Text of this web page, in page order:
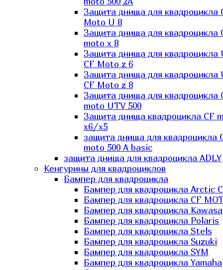
Защита днища для квадроцикла
Moto U 8
Защита днища для квадроцикла
moto x 8
Защита днища для квадроцикла
CF Moto z 6
Защита днища для квадроцикла
CF Moto z 8
Защита днища для квадроцикла
moto UTV 500
Защита днища квадроцикла СF
x6/x5
защита днища для квадроцикла
moto 500 A basic
защита днища для квадроцикла ADLY
Кенгурины для квадроциклов
Бампер для квадроцикла
Бампер для квадроцикла Arctic
Бампер для квадроцикла CF
Бампер для квадроцикла
Бампер для квадроцикла Polaris
Бампер для квадроцикла Stels
Бампер для квадроцикла Suzuki
Бампер для квадроцикла SYM
Бампер для квадроцикла Yamaha